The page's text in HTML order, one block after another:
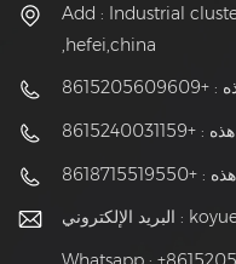
Add : Industrial
,hefei,china
هذه : +8615240031159
هذه : +8618715519550
البريد الإلكتروني :